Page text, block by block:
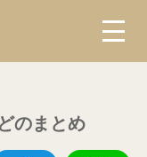
のまとめ